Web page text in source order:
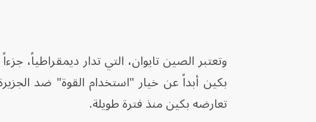
وتعتبر الصين تايوان، التي تدار ديمقراطياً،
بكين أبداً عن خيار "استخدام القوة" ضد
تعارضه بكين منذ فترة طويلة.